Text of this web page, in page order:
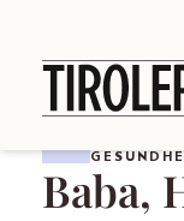
Baba,